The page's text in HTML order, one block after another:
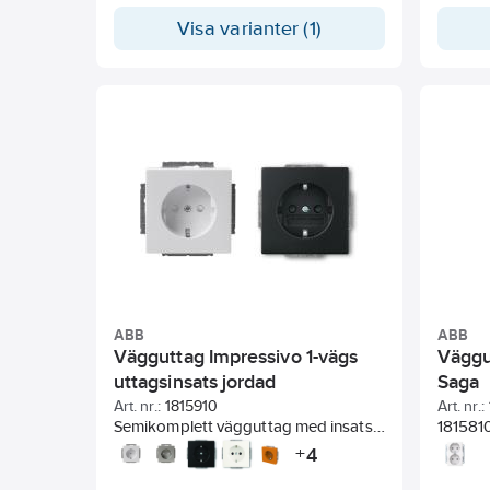
Visa varianter (1)
dosa
vid
är (B)
Den
blank
ABB
Vägguttag Impressivo 1-vägs
uttagsinsats jordad
Art. nr.: 1815910
Semikomplett vägguttag med insats
och centrumplatta. Ram tillkommer.
+4
ABB
Saga
Art. nr.:
jordat
infällt